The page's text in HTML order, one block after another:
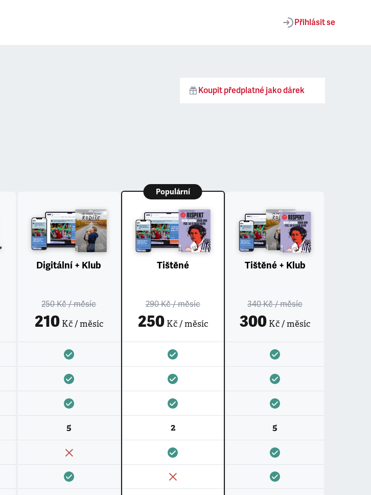
Přihlásit se
Koupit předplatné jako dárek
Digitální + Klub
250 Kč/ měsíc
210Kč / měsíc
5
Populární
Tištěné
290 Kč/ měsíc
250Kč / měsíc
2
Tištěné + Klub
340 Kč/ měsíc
300 Kč / měsíc
5